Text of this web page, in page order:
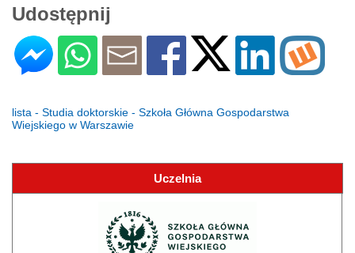
Udostępnij
lista - Studia doktorskie - Szkoła Główna Gospodarstwa
Wiejskiego w Warszawie
Uczelnia